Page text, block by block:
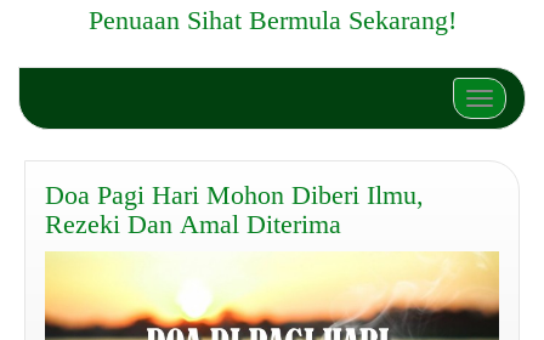
Penuaan Sihat Bermula Sekarang!
Toggle
Doa Pagi Hari Mohon Diberi Ilmu,
Rezeki Dan Amal Diterima